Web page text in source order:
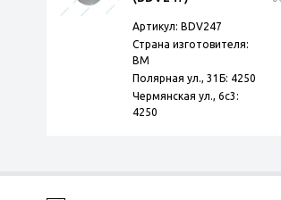
Артикул: BDV247
Страна изготовителя:
BM
Полярная ул., 31Б: 4250
Чермянская ул., 6с3:
4250